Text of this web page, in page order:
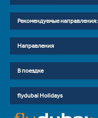
Рекомендуемые направления:
Направления
В поездке
flydubai Holidays